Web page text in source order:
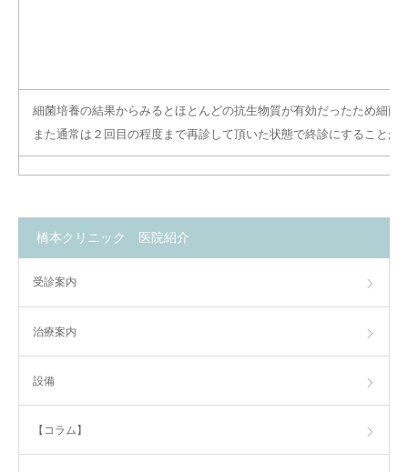
細菌培養の結果からみるとほとんどの抗生物質が有効だったため細菌
また通常は２回目の程度まで再診して頂いた状態で終診にすること
橋本クリニック 医院紹介
受診案内
治療案内
設備
【コラム】